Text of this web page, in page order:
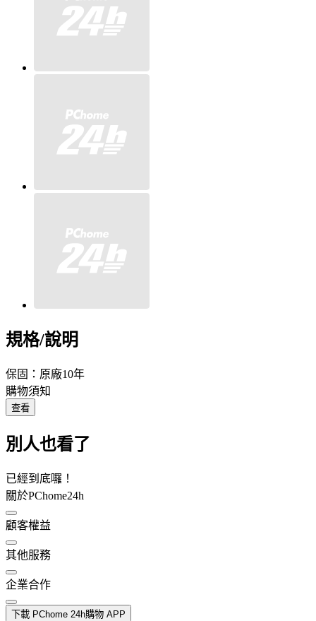
規格/說明
保固：原廠10年
購物須知
查看
別人也看了
已經到底囉！
關於PChome24h
顧客權益
其他服務
企業合作
下載 PChome 24h購物 APP